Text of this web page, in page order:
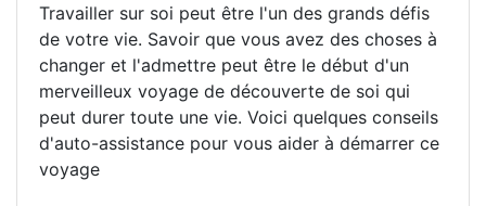
Travailler sur soi peut être l'un des grands défis
de votre vie. Savoir que vous avez des choses à
changer et l'admettre peut être le début d'un
merveilleux voyage de découverte de soi qui
peut durer toute une vie. Voici quelques conseils
d'auto-assistance pour vous aider à démarrer ce
voyage